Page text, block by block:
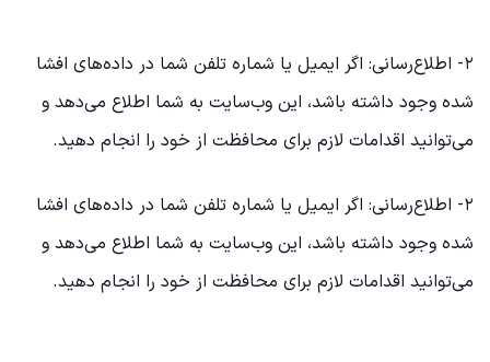
۲- اطلاع‌رسانی: اگر ایمیل یا شماره تلفن شما در داده‌های افشا
شده وجود داشته باشد، این وب‌سایت به شما اطلاع می‌دهد و
می‌توانید اقدامات لازم برای محافظت از خود را انجام دهید.
۲- اطلاع‌رسانی: اگر ایمیل یا شماره تلفن شما در داده‌های افشا
شده وجود داشته باشد، این وب‌سایت به شما اطلاع می‌دهد و
می‌توانید اقدامات لازم برای محافظت از خود را انجام دهید.